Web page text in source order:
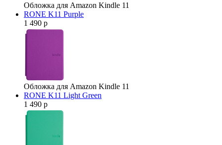
Обложка для Amazon Kindle 11
RONE K11 Purple
1 490 р
Обложка для Amazon Kindle 11
RONE K11 Light Green
1 490 р